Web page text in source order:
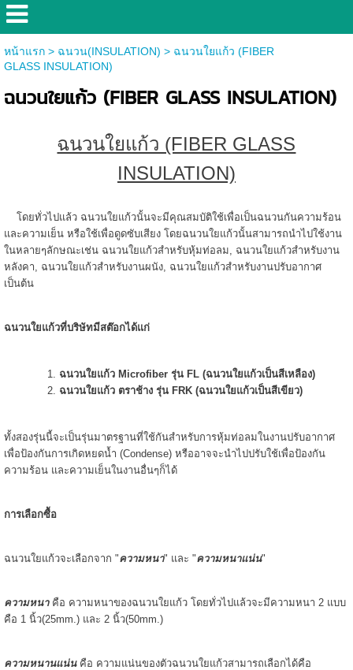
หน้าแรก> ฉนวน(INSULATION) > ฉนวนใยแก้ว (FIBER
GLASS INSULATION)
ฉนวนใยแก้ว (FIBER GLASS INSULATION)
ฉนวนใยแก้ว (FIBER GLASS
INSULATION)
โดยทั่วไปแล้ว ฉนวนใยแก้วนั้นจะมีคุณสมบัติใช้เพื่อเป็นฉนวนกันความร้อน
และความเย็น หรือใช้เพื่อดูดซับเสียง โดยฉนวนใยแก้วนั้นสามารถนำไปใช้งาน
ในหลายๆลักษณะเช่น ฉนวนใยแก้วสำหรับหุ้มท่อลม, ฉนวนใยแก้วสำหรับงาน
หลังคา, ฉนวนใยแก้วสำหรับงานผนัง, ฉนวนใยแก้วสำหรับงานปรับอากาศ
เป็นต้น
ฉนวนใยแก้วที่บริษัทมีสต๊อกได้แก่
ฉนวนใยแก้ว Microfiber รุ่น FL (ฉนวนใยแก้วเป็นสีเหลือง)
ฉนวนใยแก้ว ตราช้าง รุ่น FRK (ฉนวนใยแก้วเป็นสีเขียว)
ทั้งสองรุ่นนี้จะเป็นรุ่นมาตรฐานที่ใช้กันสำหรับการหุ้มท่อลมในงานปรับอากาศ
เพื่อป้องกันการเกิดหยดน้ำ (Condense) หรืออาจจะนำไปปรับใช้เพื่อป้องกัน
ความร้อน และความเย็นในงานอื่นๆก็ได้
การเลือกซื้อ
ฉนวนใยแก้วจะเลือกจาก "ความหนา" และ "ความหนาแน่น"
ความหนาคือ ความหนาของฉนวนใยแก้ว โดยทั่วไปแล้วจะมีความหนา 2 แบบ
คือ 1 นิ้ว(25mm.) และ 2 นิ้ว(50mm.)
ความหนานแน่นคือ ความแน่นของตัวฉนวนใยแก้วสามารถเลือกได้คือ